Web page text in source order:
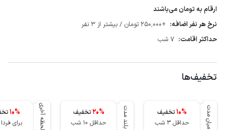
ارقام به تومان می‌باشند
نرخ هر نفر اضافه: +250٬000 تومان / بیشتر از 3 نفر
حداکثر اقامت: 7 شب
تخفیف‌ها
میان مدت 10%
تخفیف
حداقل 3 شب
بلند مدت 20%
تخفیف
حداقل 10 شب
لحظه آخری 10%
برای